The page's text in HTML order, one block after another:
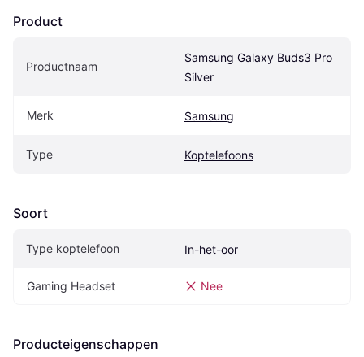
Product
Productnaam
Samsung Galaxy Buds3 Pro
Silver
Merk Samsung
Type Koptelefoons
Soort
Type koptelefoon In-het-oor
Gaming Headset Nee
Producteigenschappen